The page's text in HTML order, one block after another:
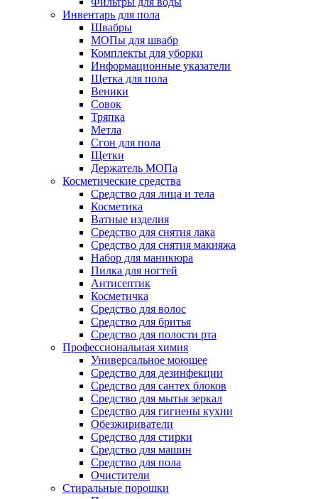
Инвентарь для пола
Швабры
МОПы для швабр
Комплекты для уборки
Информационные указатели
Щетка для пола
Веники
Совок
Тряпка
Метла
Сгон для пола
Щетки
Держатель МОПа
Косметические средства
Средство для лица и тела
Косметика
Ватные изделия
Средство для снятия лака
Средство для снятия макияжа
Набор для маникюра
Пилка для ногтей
Антисептик
Косметичка
Средство для волос
Средство для бритья
Средство для полости рта
Профессиональная химия
Универсальное моющее
Средство для дезинфекции
Средство для сантех блоков
Средство для мытья зеркал
Средство для гигиены кухни
Обезжириватели
Средство для стирки
Средство для машин
Средство для пола
Очистители
Стиральные порошки